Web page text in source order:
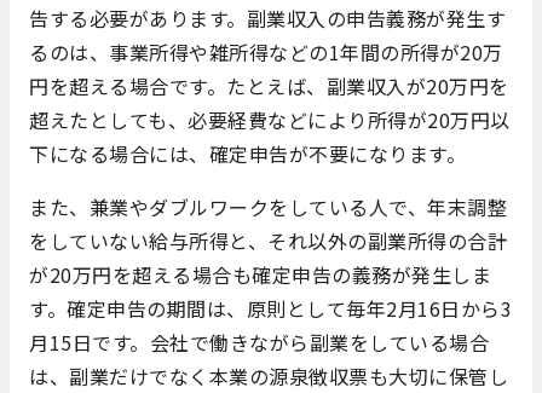
告する必要があります。副業収入の申告義務が発生す
るのは、事業所得や雑所得などの1年間の所得が20万
円を超える場合です。たとえば、副業収入が20万円を
超えたとしても、必要経費などにより所得が20万円以
下になる場合には、確定申告が不要になります。
また、兼業やダブルワークをしている人で、年末調整
をしていない給与所得と、それ以外の副業所得の合計
が20万円を超える場合も確定申告の義務が発生しま
す。確定申告の期間は、原則として毎年2月16日から3
月15日です。会社で働きながら副業をしている場合
は、副業だけでなく本業の源泉徴収票も大切に保管し